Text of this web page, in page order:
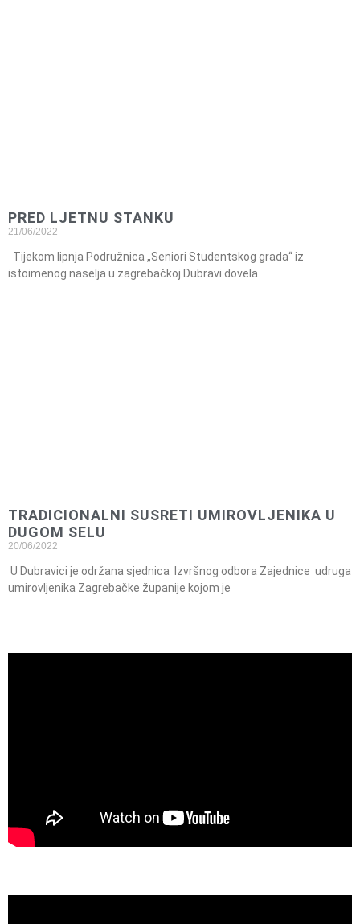
PRED LJETNU STANKU
21/06/2022
Tijekom lipnja Podružnica „Seniori Studentskog grada“ iz
istoimenog naselja u zagrebačkoj Dubravi dovela
TRADICIONALNI SUSRETI UMIROVLJENIKA U
DUGOM SELU
20/06/2022
U Dubravici je održana sjednica Izvršnog odbora Zajednice udruga
umirovljenika Zagrebačke županije kojom je